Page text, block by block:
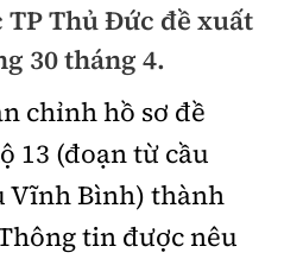
Thủ Đức đề xuất
30 tháng 4.
chỉnh hồ sơ đề
13 (đoạn từ cầu
Vĩnh Bình) thành
tin được nêu